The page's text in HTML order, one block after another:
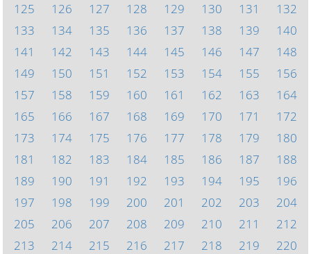
125
126 127 128 129 130 131
132
133
134 135 136 137 138 139
140
141
142 143 144 145 146 147
148
149
150 151 152 153 154 155
156
157
158 159 160 161 162 163
164
165
166 167 168 169 170 171
172
173
174 175 176 177 178 179
180
181
182 183 184 185 186 187
188
189
190 191 192 193 194 195
196
197
198 199 200 201 202 203
204
205
206 207 208 209 210 211
212
213
214 215 216 217 218 219
220